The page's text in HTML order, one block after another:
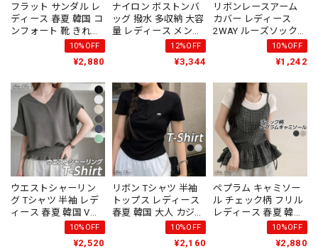
フラット サンダル レ
ディース 春夏 韓国 コ
ンフォート 靴 きれい
め 大人 カジュアル お
しゃれ クロスベルト
ビーチ プール レジャ
人可愛い 大人女子
[LS-CGS051]
10%OFF
¥2,880
ナイロン ボストンバ
ッグ 撥水 多収納 大容
量 レディース メンズ
韓国 キャリーオンバ
ッグ 機内持ち込み ト
ートバッグ おしゃれ
ューズ収納 大人可愛
い 大人女子 [LS-
CGB040]
12%OFF
¥3,344
リボンレースアーム
カバー レディース
2WAY ルーズソックス
風 UV対策 韓国ガーリ
ー [LS-CGZ029]
10%OFF
¥1,242
ウエストシャーリン
グ Tシャツ 半袖 レデ
ィース 春夏 韓国 Vネ
ック きれいめ 大人 カ
ジュアル シンプル お
10%OFF
¥2,520
リボン Tシャツ 半袖
トップス レディース
春夏 韓国 大人 カジュ
アル きれいめ おしゃ
れ シンプル サイドギ
10%OFF
¥2,160
ペプラム キャミソー
ル チェック柄 フリル
レディース 春夏 韓国
ティアード ビスチェ
きれいめ 大人 かわい
10%OFF
¥2,880